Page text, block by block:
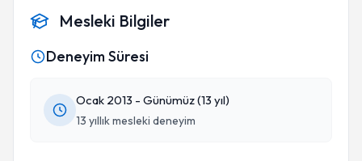
Mesleki Bilgiler
Deneyim Süresi
Ocak 2013 - Günümüz (13 yıl)
13 yıllık mesleki deneyim